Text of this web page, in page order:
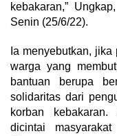
kebakaran,”
Senin (25/6/22).
Ia menyebutkan,
warga yang
bantuan berupa
solidaritas dari
korban
dicintai